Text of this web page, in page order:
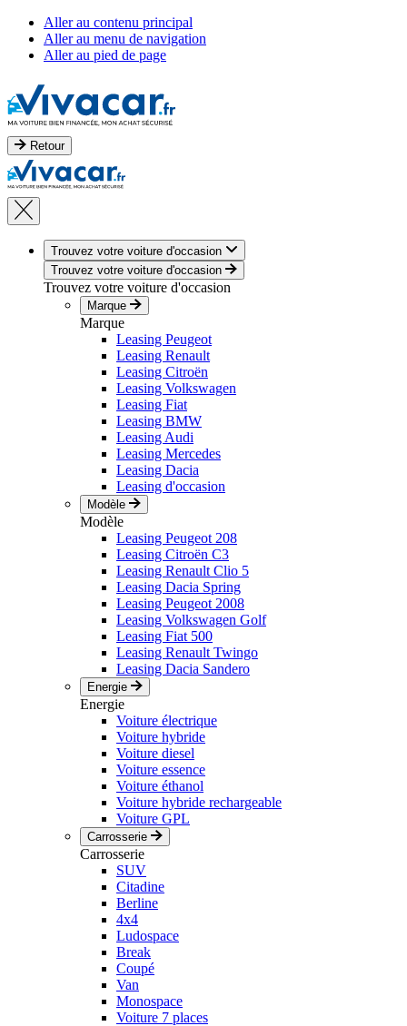
Aller au contenu principal
Aller au menu de navigation
Aller au pied de page
Retour
Trouvez votre voiture d'occasion
Trouvez votre voiture d'occasion
Trouvez votre voiture d'occasion
Marque
Marque
Leasing Peugeot
Leasing Renault
Leasing Citroën
Leasing Volkswagen
Leasing Fiat
Leasing BMW
Leasing Audi
Leasing Mercedes
Leasing Dacia
Leasing d'occasion
Modèle
Modèle
Leasing Peugeot 208
Leasing Citroën C3
Leasing Renault Clio 5
Leasing Dacia Spring
Leasing Peugeot 2008
Leasing Volkswagen Golf
Leasing Fiat 500
Leasing Renault Twingo
Leasing Dacia Sandero
Energie
Energie
Voiture électrique
Voiture hybride
Voiture diesel
Voiture essence
Voiture éthanol
Voiture hybride rechargeable
Voiture GPL
Carrosserie
Carrosserie
SUV
Citadine
Berline
4x4
Ludospace
Break
Coupé
Van
Monospace
Voiture 7 places